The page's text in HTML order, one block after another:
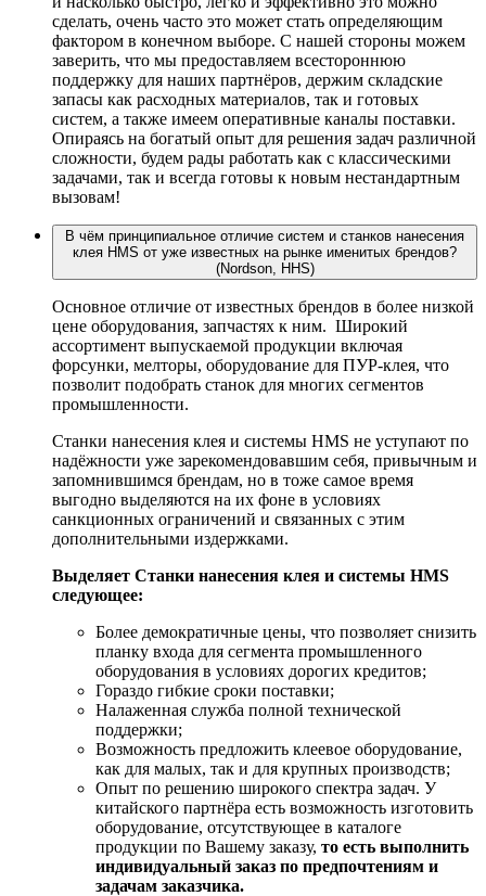
сделать, очень часто это может стать определяющим
фактором в конечном выборе. С нашей стороны можем
заверить, что мы предоставляем всестороннюю
поддержку для наших партнёров, держим складские
запасы как расходных материалов, так и готовых
систем, а также имеем оперативные каналы поставки.
Опираясь на богатый опыт для решения задач различной
сложности, будем рады работать как с классическими
задачами, так и всегда готовы к новым нестандартным
вызовам!
В чём принципиальное отличие систем и станков нанесения
клея HMS от уже известных на рынке именитых брендов?
(Nordson, HHS)
Основное отличие от известных брендов в более низкой
цене оборудования, запчастях к ним. Широкий
ассортимент выпускаемой продукции включая
форсунки, мелторы, оборудование для ПУР-клея, что
позволит подобрать станок для многих сегментов
промышленности.
Станки нанесения клея и системы HMS не уступают по
надёжности уже зарекомендовавшим себя, привычным и
запомнившимся брендам, но в тоже самое время
выгодно выделяются на их фоне в условиях
санкционных ограничений и связанных с этим
дополнительными издержками.
Выделяет Станки нанесения клея и системы HMS
следующее:
Более демократичные цены, что позволяет снизить
планку входа для сегмента промышленного
оборудования в условиях дорогих кредитов;
Гораздо гибкие сроки поставки;
Налаженная служба полной технической
поддержки;
Возможность предложить клеевое оборудование,
как для малых, так и для крупных производств;
Опыт по решению широкого спектра задач. У
китайского партнёра есть возможность изготовить
оборудование, отсутствующее в каталоге
продукции по Вашему заказу, то есть выполнить
индивидуальный заказ по предпочтениям и
задачам заказчика.